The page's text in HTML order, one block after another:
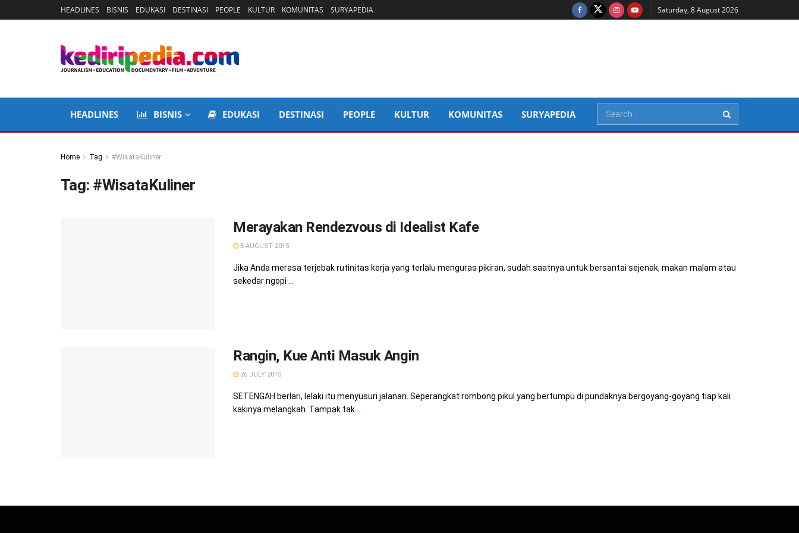
HEADLINES BISNIS EDUKASI DESTINASI PEOPLE KULTUR KOMUNITAS SURYAPEDIA Saturday, 8 August 2026
HEADLINES BISNIS EDUKASI DESTINASI PEOPLE KULTUR KOMUNITAS SURYAPEDIA
Home Tag #WisataKuliner
Tag: #WisataKuliner
Merayakan Rendezvous di Idealist Kafe
5 AUGUST 2015
Jika Anda merasa terjebak rutinitas kerja yang terlalu menguras pikiran, sudah saatnya untuk bersantai sejenak, makan malam atau
sekedar ngopi ...
Rangin, Kue Anti Masuk Angin
26 JULY 2015
SETENGAH berlari, lelaki itu menyusuri jalanan. Seperangkat rombong pikul yang bertumpu di pundaknya bergoyang-goyang tiap kali
kakinya melangkah. Tampak tak ...